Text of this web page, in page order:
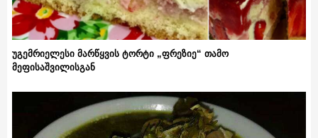
უგემრიელესი მარწყვის ტორტი „ფრეზიე“ თამო
მეფისაშვილისგან